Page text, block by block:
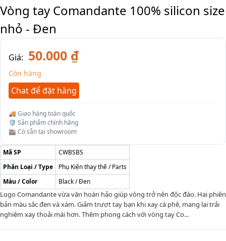
Vòng tay Comandante 100% silicon size
nhỏ - Đen
Giá: 50.000 ₫
Còn hàng
Chat để đặt hàng
🚚 Giao hàng toàn quốc
🛡️ Sản phẩm chính hãng
🏬 Có sẵn tại showroom
Mã SP
CWBSBS
Phân Loại / Type
Phụ Kiện thay thế / Parts
Màu / Color
Black / Đen
Logo Comandante vừa vặn hoàn hảo giúp vòng trở nên độc đáo. Hai phiên
bản màu sắc đen và xám. Giảm trượt tay bạn khi xay cà phê, mang lại trải
nghiệm xay thoải mái hơn. Thêm phong cách với vòng tay Co...